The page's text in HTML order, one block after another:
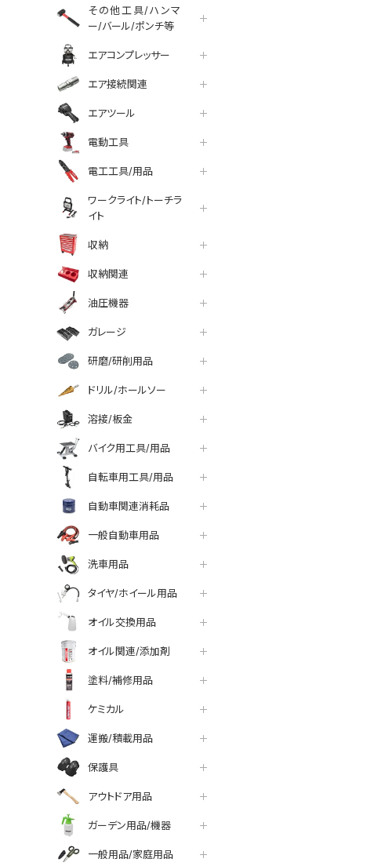
その他工具/ハンマ
ー/バール/ポンチ等
エアコンプレッサー
エア接続関連
エアツール
電動工具
電工工具/用品
ワークライト/トーチラ
イト
収納
収納関連
油圧機器
ガレージ
研磨/研削用品
ドリル/ホールソー
溶接/板金
バイク用工具/用品
自転車用工具/用品
自動車関連消耗品
一般自動車用品
洗車用品
タイヤ/ホイール用品
オイル交換用品
オイル関連/添加剤
塗料/補修用品
ケミカル
運搬/積載用品
保護具
アウトドア用品
ガーデン用品/機器
一般用品/家庭用品